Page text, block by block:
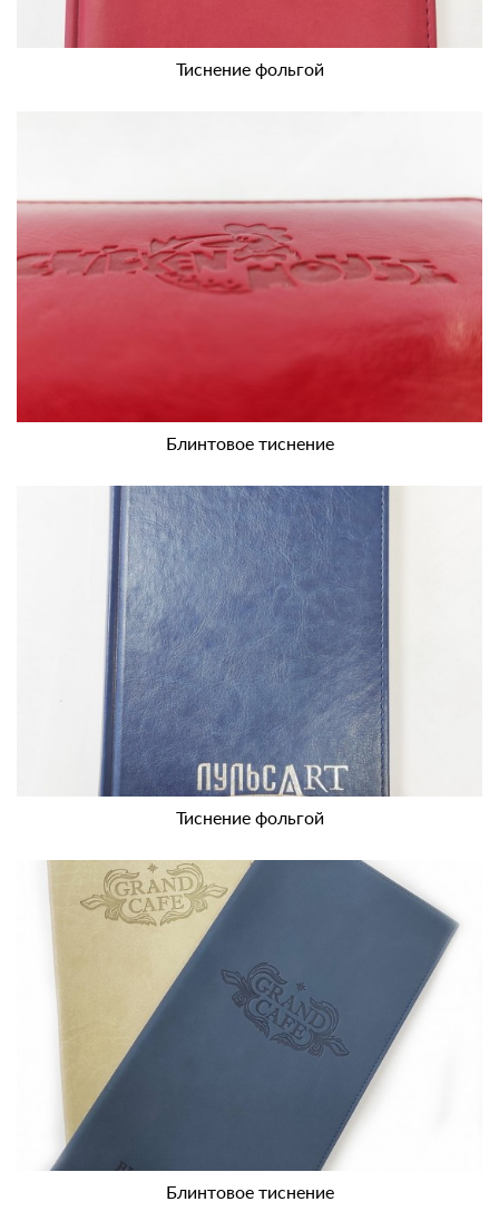
Тиснение фольгой
Блинтовое тиснение
Тиснение фольгой
Блинтовое тиснение